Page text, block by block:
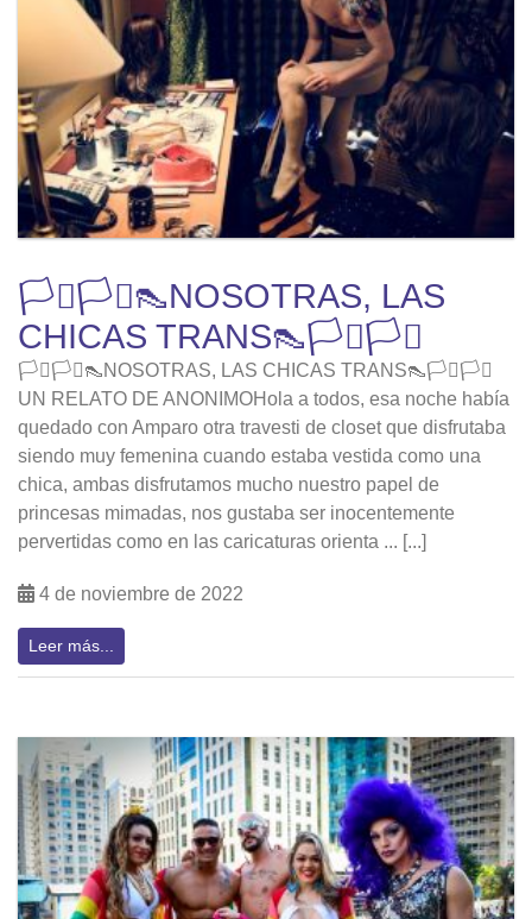
🏳️‍⚧️🏳️‍⚧️👠NOSOTRAS, LAS
CHICAS TRANS👠🏳️‍⚧️🏳️‍⚧️
🏳️‍⚧️🏳️‍⚧️👠NOSOTRAS, LAS CHICAS TRANS👠🏳️‍⚧️🏳️‍⚧️
UN RELATO DE ANONIMOHola a todos, esa noche había
quedado con Amparo otra travesti de closet que disfrutaba
siendo muy femenina cuando estaba vestida como una
chica, ambas disfrutamos mucho nuestro papel de
princesas mimadas, nos gustaba ser inocentemente
pervertidas como en las caricaturas orienta ... [...]
4 de noviembre de 2022
Leer más...